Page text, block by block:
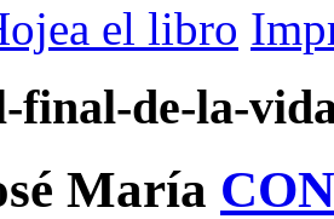
el libro
final-de-la-
María